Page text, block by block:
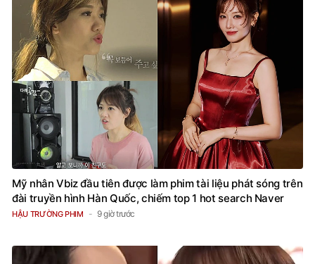
Mỹ nhân Vbiz đầu tiên được làm phim tài liệu phát sóng trên
đài truyền hình Hàn Quốc, chiếm top 1 hot search Naver
HẬU TRƯỜNG PHIM 9 giờ trước